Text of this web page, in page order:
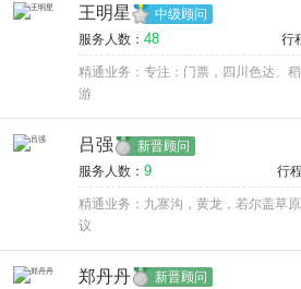
王明星 中级顾问
服务人数： 48 行
精通业务：专注：门票，四川色达、
游
吕强 新晋顾问
服务人数： 9 行
精通业务：九寨沟，黄龙，若尔盖草
议
郑丹丹 新晋顾问